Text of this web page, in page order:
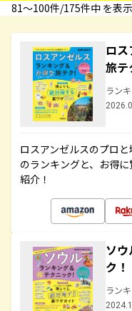
81〜100件/175件中 を表示
ロ
旅テ
ラン
ロスアンゼルスのプロ
のランキングと、お得
紹介！
ソ
ク！
ラン